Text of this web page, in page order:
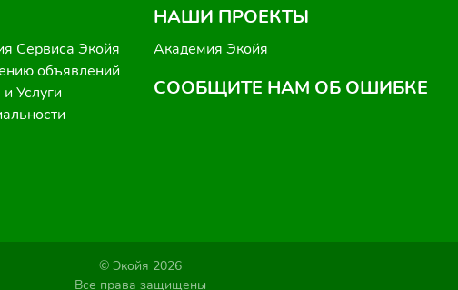
Сервиса Экойя
объявлений
Услуги
НАШИ ПРОЕКТЫ
Академия Экойя
СООБЩИТЕ НАМ ОБ ОШИБКЕ
© Экойя 2026
Все права защищены